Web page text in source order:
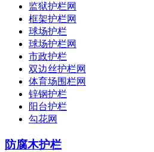
监狱护栏网
框架护栏网
球场护栏
球场护栏网
市政护栏
双边丝护栏网
体育场围栏网
锌钢护栏
阳台护栏
勾花网
防腐木护栏